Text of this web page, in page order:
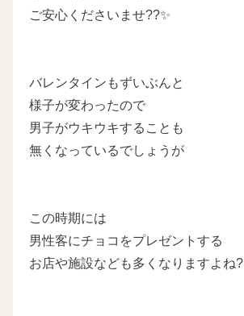
ご安心くださいませ??✨
バレンタインもずいぶんと
様子が変わったので
男子がウキウキすることも
無くなっているでしょうが
この時期には
男性客にチョコをプレゼントする
お店や施設なども多くなりますよね?